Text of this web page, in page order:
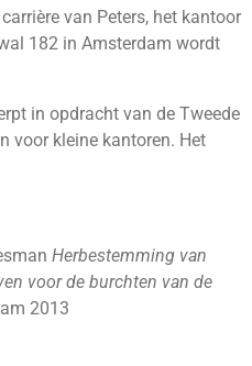
van Peters, het kantoor
182 in Amsterdam wordt
in opdracht van de Tweede
voor kleine kantoren. Het
Herbestemming van
voor de burchten van de
2013